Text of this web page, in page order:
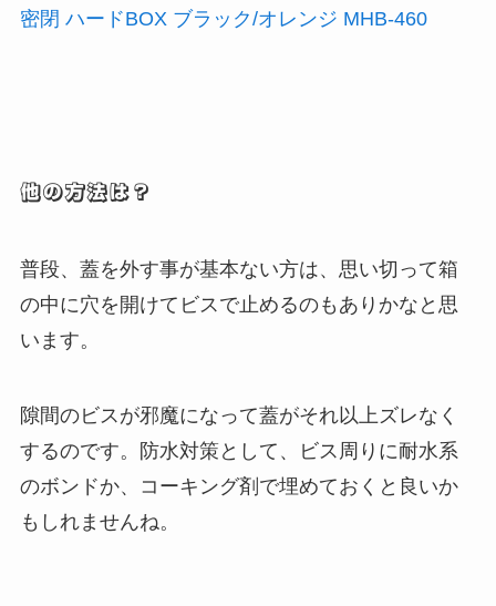
密閉 ハードBOX ブラック/オレンジ MHB-460
他の方法は？
普段、蓋を外す事が基本ない方は、思い切って箱
の中に穴を開けてビスで止めるのもありかなと思
います。
隙間のビスが邪魔になって蓋がそれ以上ズレなく
するのです。防水対策として、ビス周りに耐水系
のボンドか、コーキング剤で埋めておくと良いか
もしれませんね。